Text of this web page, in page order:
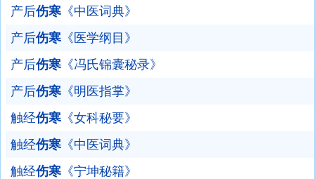
产后伤寒 《中医词典》
产后伤寒 《医学纲目》
产后伤寒 《冯氏锦囊秘录》
产后伤寒 《明医指掌》
触经伤寒 《女科秘要》
触经伤寒 《中医词典》
触经伤寒 《宁坤秘籍》